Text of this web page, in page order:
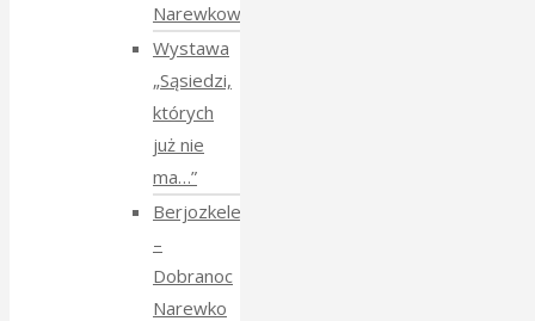
Narewkowskich
Wystawa
„Sąsiedzi,
których
już nie
ma…”
Berjozkele
–
Dobranoc
Narewko